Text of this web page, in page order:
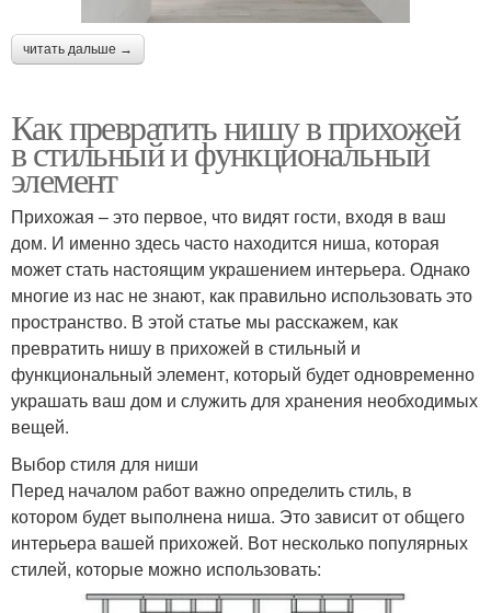
читать дальше →
Как превратить нишу в прихожей
в стильный и функциональный
элемент
Прихожая – это первое, что видят гости, входя в ваш
дом. И именно здесь часто находится ниша, которая
может стать настоящим украшением интерьера. Однако
многие из нас не знают, как правильно использовать это
пространство. В этой статье мы расскажем, как
превратить нишу в прихожей в стильный и
функциональный элемент, который будет одновременно
украшать ваш дом и служить для хранения необходимых
вещей.
Выбор стиля для ниши
Перед началом работ важно определить стиль, в
котором будет выполнена ниша. Это зависит от общего
интерьера вашей прихожей. Вот несколько популярных
стилей, которые можно использовать: